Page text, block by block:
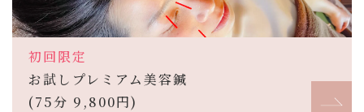
初回限定
お試しプレミアム美容鍼
(75分 9,800円)